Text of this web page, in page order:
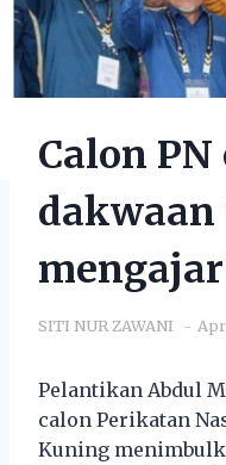
Calon
SITI NUR ZAWANI
Pelantikan Abdul
calon Perikatan
Kuning